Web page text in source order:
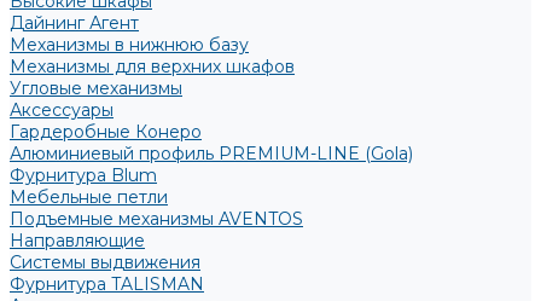
Дайнинг Агент
Механизмы в нижнюю базу
Механизмы для верхних шкафов
Угловые механизмы
Аксессуары
Гардеробные Конеро
Алюминиевый профиль PREMIUM-LINE (Gola)
Фурнитура Blum
Мебельные петли
Подъемные механизмы AVENTOS
Направляющие
Системы выдвижения
Фурнитура TALISMAN